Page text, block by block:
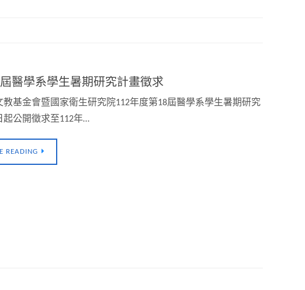
醫學系學生暑期研究計畫徵求
教基金會暨國家衛生研究院112年度第18屆醫學系學生暑期研究
起公開徵求至112年…
READING